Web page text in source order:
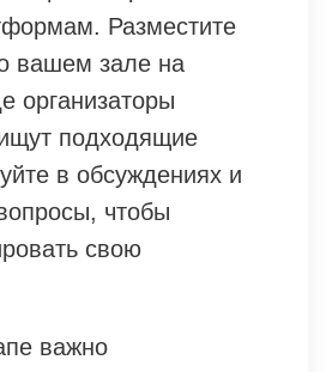
Разместите
вашем зале на
организаторы
подходящие
в обсуждениях и
чтобы
свою
важно